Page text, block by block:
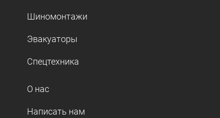
Шиномонтажи
Эвакуаторы
Спецтехника
О нас
Написать нам